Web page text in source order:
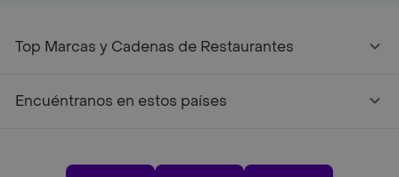
Top Marcas y Cadenas de Restaurantes
Encuéntranos en estos países